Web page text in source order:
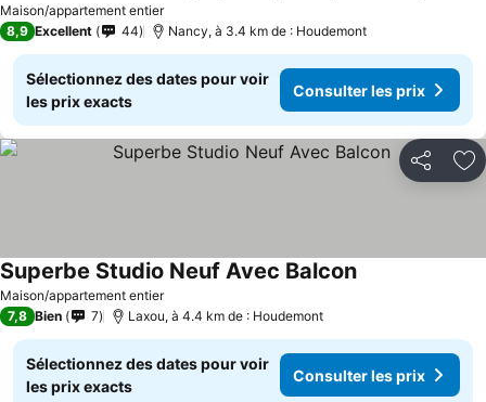
Maison/appartement entier
8,9 Excellent 44 Nancy, à 3.4 km de : Houdemont
Sélectionnez des dates pour voir
les prix exacts
Consulter les prix
Partager
Maison/appartement entier
Superbe Studio Neuf Avec Balcon
7,8 Bien 7 Laxou, à 4.4 km de : Houdemont
Sélectionnez des dates pour voir
les prix exacts
Consulter les prix